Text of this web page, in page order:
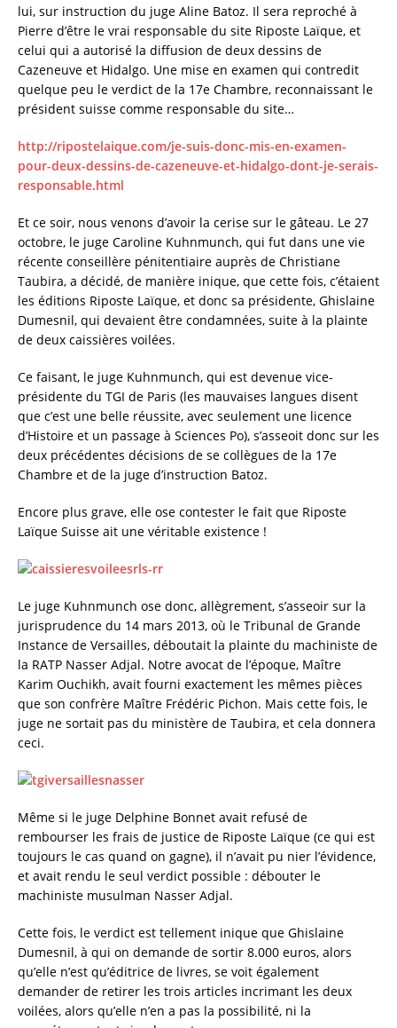
lui, sur instruction du juge Aline Batoz. Il sera reproché à
Pierre d’être le vrai responsable du site Riposte Laïque, et
celui qui a autorisé la diffusion de deux dessins de
Cazeneuve et Hidalgo. Une mise en examen qui contredit
quelque peu le verdict de la 17e Chambre, reconnaissant le
président suisse comme responsable du site…
http://ripostelaique.com/je-suis-donc-mis-en-examen-
pour-deux-dessins-de-cazeneuve-et-hidalgo-dont-je-serais-
responsable.html
Et ce soir, nous venons d’avoir la cerise sur le gâteau. Le 27
octobre, le juge Caroline Kuhnmunch, qui fut dans une vie
récente conseillère pénitentiaire auprès de Christiane
Taubira, a décidé, de manière inique, que cette fois, c’étaient
les éditions Riposte Laïque, et donc sa présidente, Ghislaine
Dumesnil, qui devaient être condamnées, suite à la plainte
de deux caissières voilées.
Ce faisant, le juge Kuhnmunch, qui est devenue vice-
présidente du TGI de Paris (les mauvaises langues disent
que c’est une belle réussite, avec seulement une licence
d’Histoire et un passage à Sciences Po), s’asseoit donc sur les
deux précédentes décisions de se collègues de la 17e
Chambre et de la juge d’instruction Batoz.
Encore plus grave, elle ose contester le fait que Riposte
Laïque Suisse ait une véritable existence !
Le juge Kuhnmunch ose donc, allègrement, s’asseoir sur la
jurisprudence du 14 mars 2013, où le Tribunal de Grande
Instance de Versailles, déboutait la plainte du machiniste de
la RATP Nasser Adjal. Notre avocat de l’époque, Maître
Karim Ouchikh, avait fourni exactement les mêmes pièces
que son confrère Maître Frédéric Pichon. Mais cette fois, le
juge ne sortait pas du ministère de Taubira, et cela donnera
ceci.
Même si le juge Delphine Bonnet avait refusé de
rembourser les frais de justice de Riposte Laïque (ce qui est
toujours le cas quand on gagne), il n’avait pu nier l’évidence,
et avait rendu le seul verdict possible : débouter le
machiniste musulman Nasser Adjal.
Cette fois, le verdict est tellement inique que Ghislaine
Dumesnil, à qui on demande de sortir 8.000 euros, alors
qu’elle n’est qu’éditrice de livres, se voit également
demander de retirer les trois articles incrimant les deux
voilées, alors qu’elle n’en a pas la possibilité, ni la